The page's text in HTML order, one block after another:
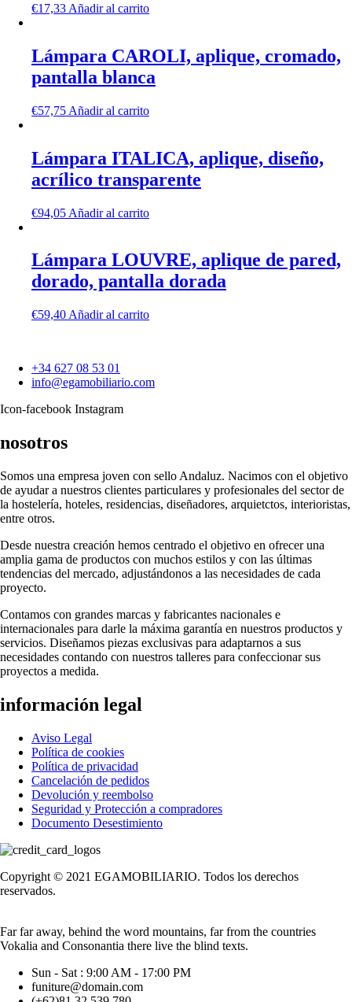
€17,33 Añadir al carrito
Lámpara CAROLI, aplique, cromado,
pantalla blanca
€57,75 Añadir al carrito
Lámpara ITALICA, aplique, diseño,
acrílico transparente
€94,05 Añadir al carrito
Lámpara LOUVRE, aplique de pared,
dorado, pantalla dorada
€59,40 Añadir al carrito
+34 627 08 53 01
info@egamobiliario.com
Icon-facebook Instagram
nosotros
Somos una empresa joven con sello Andaluz. Nacimos con el objetivo
de ayudar a nuestros clientes particulares y profesionales del sector de
la hostelería, hoteles, residencias, diseñadores, arquietctos, interioristas,
entre otros.
Desde nuestra creación hemos centrado el objetivo en ofrecer una
amplia gama de productos con muchos estilos y con las últimas
tendencias del mercado, adjustándonos a las necesidades de cada
proyecto.
Contamos con grandes marcas y fabricantes nacionales e
internacionales para darle la máxima garantía en nuestros productos y
servicios. Diseñamos piezas exclusivas para adaptarnos a sus
necesidades contando con nuestros talleres para confeccionar sus
proyectos a medida.
información legal
Aviso Legal
Política de cookies
Política de privacidad
Cancelación de pedidos
Devolución y reembolso
Seguridad y Protección a compradores
Documento Desestimiento
Copyright © 2021 EGAMOBILIARIO. Todos los derechos
reservados.
Far far away, behind the word mountains, far from the countries
Vokalia and Consonantia there live the blind texts.
Sun - Sat : 9:00 AM - 17:00 PM
funiture@domain.com